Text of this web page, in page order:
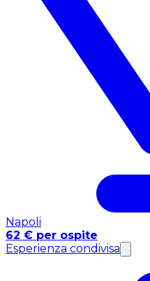
Napoli
62 € per ospite
Esperienza condivisa